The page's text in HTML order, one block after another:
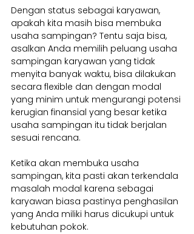
Dengan status sebagai karyawan,
apakah kita masih bisa membuka
usaha sampingan? Tentu saja bisa,
asalkan Anda memilih peluang usaha
sampingan karyawan yang tidak
menyita banyak waktu, bisa dilakukan
secara flexible dan dengan modal
yang minim untuk mengurangi potensi
kerugian finansial yang besar ketika
usaha sampingan itu tidak berjalan
sesuai rencana.
Ketika akan membuka usaha
sampingan, kita pasti akan terkendala
masalah modal karena sebagai
karyawan biasa pastinya penghasilan
yang Anda miliki harus dicukupi untuk
kebutuhan pokok.